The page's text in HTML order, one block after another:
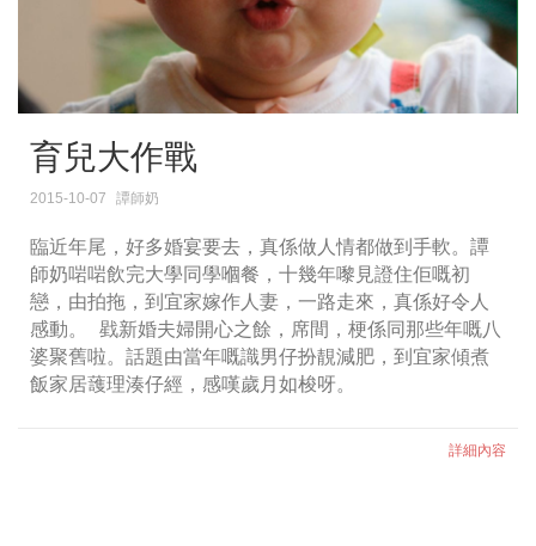
育兒大作戰
2015-10-07 譚師奶
臨近年尾，好多婚宴要去，真係做人情都做到手軟。譚
師奶啱啱飲完大學同學嗰餐，十幾年嚟見證住佢嘅初
戀，由拍拖，到宜家嫁作人妻，一路走來，真係好令人
感動。 戥新婚夫婦開心之餘，席間，梗係同那些年嘅八
婆聚舊啦。話題由當年嘅識男仔扮靚減肥，到宜家傾煮
飯家居䕶理湊仔經，感嘆歲月如梭呀。
詳細內容